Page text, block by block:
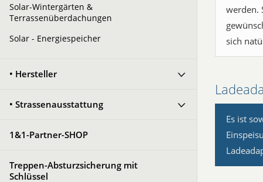
Solar-Wintergärten &
Terrassenüberdachungen
Solar - Energiespeicher
• Hersteller
• Strassenausstattung
1&1-Partner-SHOP
Treppen-Absturzsicherung mit
Schlüssel
werden.
sich
Es ist